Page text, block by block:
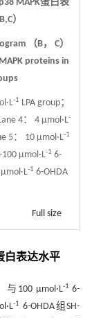
MAPK蛋白表
）
（B， C）
proteins in
-1 LPA group；
4： 4 μmol·L-
5： 10 μmol·L-1
μmol·L-1 6-
-1 6-OHDA
Full size
白表达水平
100 μmol·L-1 6-
-1 6-OHDA组SH-